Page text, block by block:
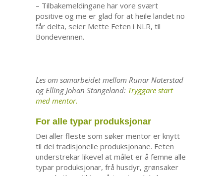
– Tilbakemeldingane har vore svært
positive og me er glad for at heile landet no
får delta, seier Mette Feten i NLR, til
Bondevennen.
Les om samarbeidet mellom Runar Naterstad
og Elling Johan Stangeland:Tryggare start
med mentor.
For alle typar produksjonar
Dei aller fleste som søker mentor er knytt
til dei tradisjonelle produksjonane. Feten
understrekar likevel at målet er å femne alle
typar produksjonar, frå husdyr, grønsaker